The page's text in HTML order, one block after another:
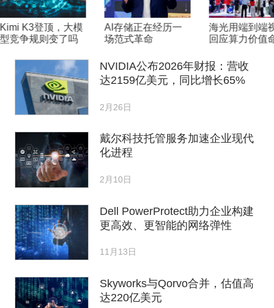
Kimi K3登顶，大模
型竞争规则变了吗
AI存储正在经历一
场范式革命
海光用端到端
回应算力价值
NVIDIA公布2026年财报：营收
达2159亿美元，同比增长65%
2月26日
戴尔科技托管服务加速企业现代
化进程
2月10日
Dell PowerProtect助力企业构建
更高效、更智能的网络弹性
11月13日
Skyworks与Qorvo合并，估值高
达220亿美元